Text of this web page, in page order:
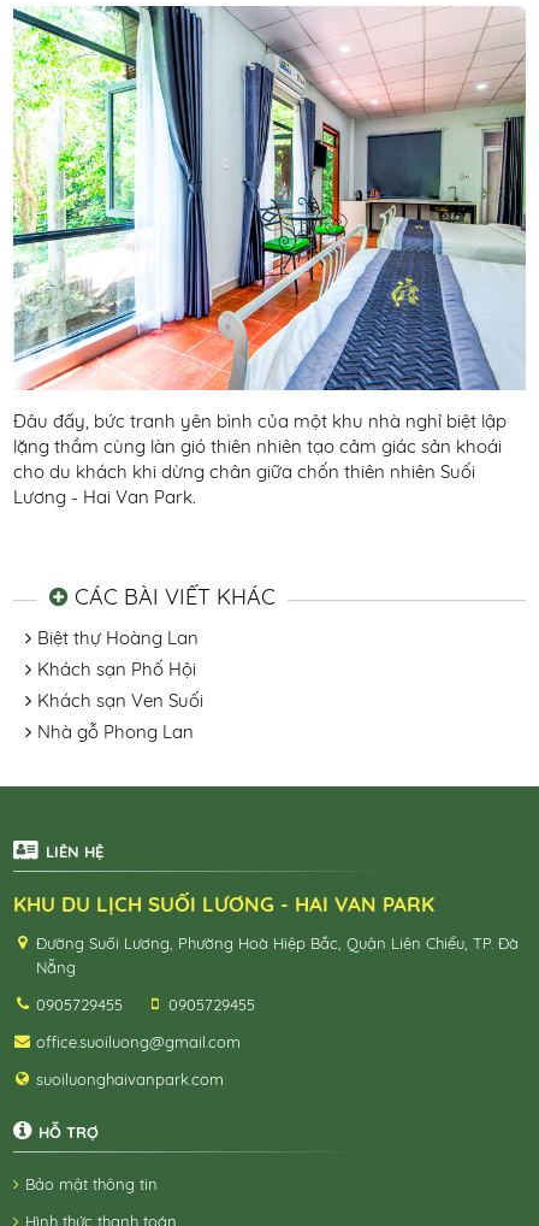
Đâu đấy, bức tranh yên bình của một khu nhà nghỉ biệt lập
lặng thầm cùng làn gió thiên nhiên tạo cảm giác sản khoái
cho du khách khi dừng chân giữa chốn thiên nhiên Suối
Lương - Hai Van Park.
CÁC BÀI VIẾT KHÁC
Biệt thự Hoàng Lan
Khách sạn Phố Hội
Khách sạn Ven Suối
Nhà gỗ Phong Lan
LIÊN HỆ
KHU DU LỊCH SUỐI LƯƠNG - HAI VAN PARK
Đường Suối Lương, Phường Hoà Hiệp Bắc, Quận Liên Chiểu, TP. Đà
Nẵng
0905729455
0905729455
office.suoiluong@gmail.com
suoiluonghaivanpark.com
HỖ TRỢ
Bảo mật thông tin
Hình thức thanh toán